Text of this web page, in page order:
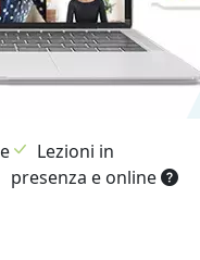
Lezioni in
presenza e online